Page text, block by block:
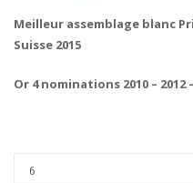
Meilleur assemblage blanc
Suisse 2015
Or 4 nominations 2010 – 2012